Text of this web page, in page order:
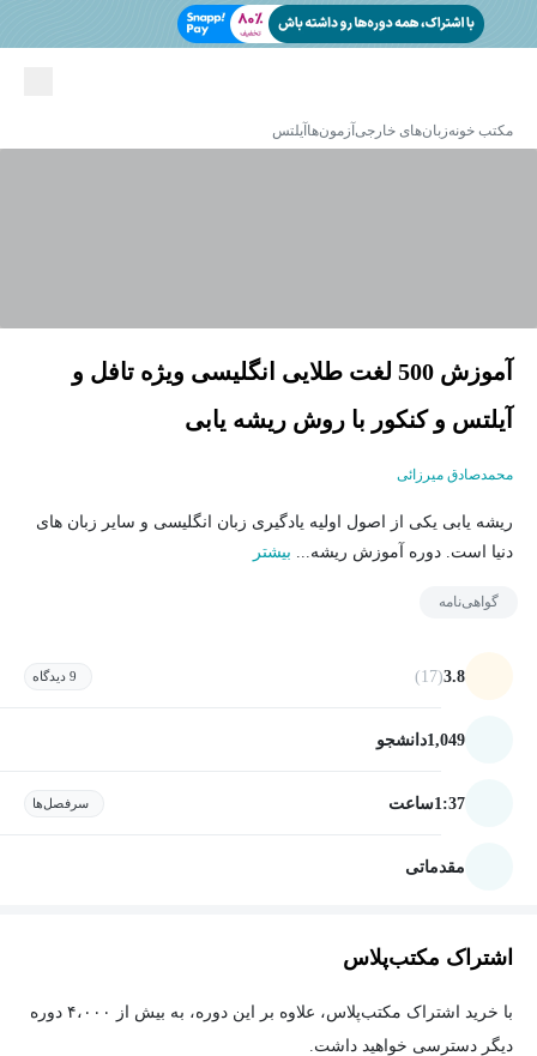
مکتب خونهزبان‌های خارجی آزمون‌ها آیلتس
آموزش 500 لغت طلایی انگلیسی ویژه تافل و
آیلتس و کنکور با روش ریشه یابی
محمدصادق میرزائی
ریشه یابی یکی از اصول اولیه یادگیری زبان انگلیسی و سایر زبان های
دنیا است. دوره آموزش ریشه... بیشتر
گواهی‌نامه
3.8
(17) 9 دیدگاه
1,049دانشجو
1:37ساعت سرفصل‌ها
مقدماتی
اشتراک مکتب‌پلاس
با خرید اشتراک مکتب‌پلاس، علاوه بر این دوره، به بیش از ۴،۰۰۰ دوره
دیگر دسترسی خواهید داشت.